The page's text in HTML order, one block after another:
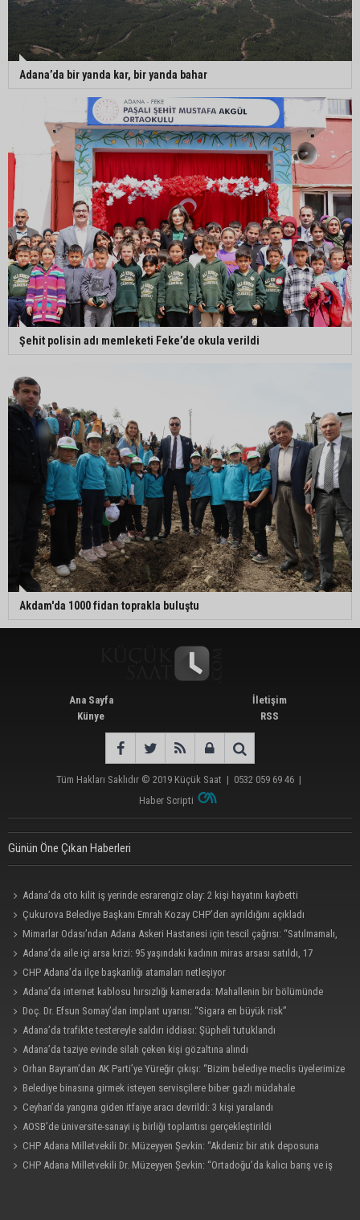
Adana’da bir yanda kar, bir yanda bahar
Şehit polisin adı memleketi Feke’de okula verildi
Akdam'da 1000 fidan toprakla buluştu
Ana Sayfa
Künye
İletişim
RSS
Tüm Hakları Saklıdır © 2019 Küçük Saat | 0532 059 69 46 |
Haber Scripti
Günün Öne Çıkan Haberleri
Adana’da oto kilit iş yerinde esrarengiz olay: 2 kişi hayatını kaybetti
Çukurova Belediye Başkanı Emrah Kozay CHP’den ayrıldığını açıkladı
Mimarlar Odası’ndan Adana Askeri Hastanesi için tescil çağrısı: “Satılmamalı,
amaç dışı kullanılmamalı”
Adana’da aile içi arsa krizi: 95 yaşındaki kadının miras arsası satıldı, 17
milyonun 13 milyonu harcandı
CHP Adana’da ilçe başkanlığı atamaları netleşiyor
Adana’da internet kablosu hırsızlığı kamerada: Mahallenin bir bölümünde
internet erişimi kesildi
Doç. Dr. Efsun Somay’dan implant uyarısı: “Sigara en büyük risk”
Adana’da trafikte testereyle saldırı iddiası: Şüpheli tutuklandı
Adana’da taziye evinde silah çeken kişi gözaltına alındı
Orhan Bayram’dan AK Parti’ye Yüreğir çıkışı: “Bizim belediye meclis üyelerimize
ne yaptınız? Siz önce onu anlatın”
Belediye binasına girmek isteyen servisçilere biber gazlı müdahale
Ceyhan’da yangına giden itfaiye aracı devrildi: 3 kişi yaralandı
AOSB’de üniversite-sanayi iş birliği toplantısı gerçekleştirildi
CHP Adana Milletvekili Dr. Müzeyyen Şevkin: “Akdeniz bir atık deposuna
dönüşmemeli”
CHP Adana Milletvekili Dr. Müzeyyen Şevkin: “Ortadoğu’da kalıcı barış ve iş